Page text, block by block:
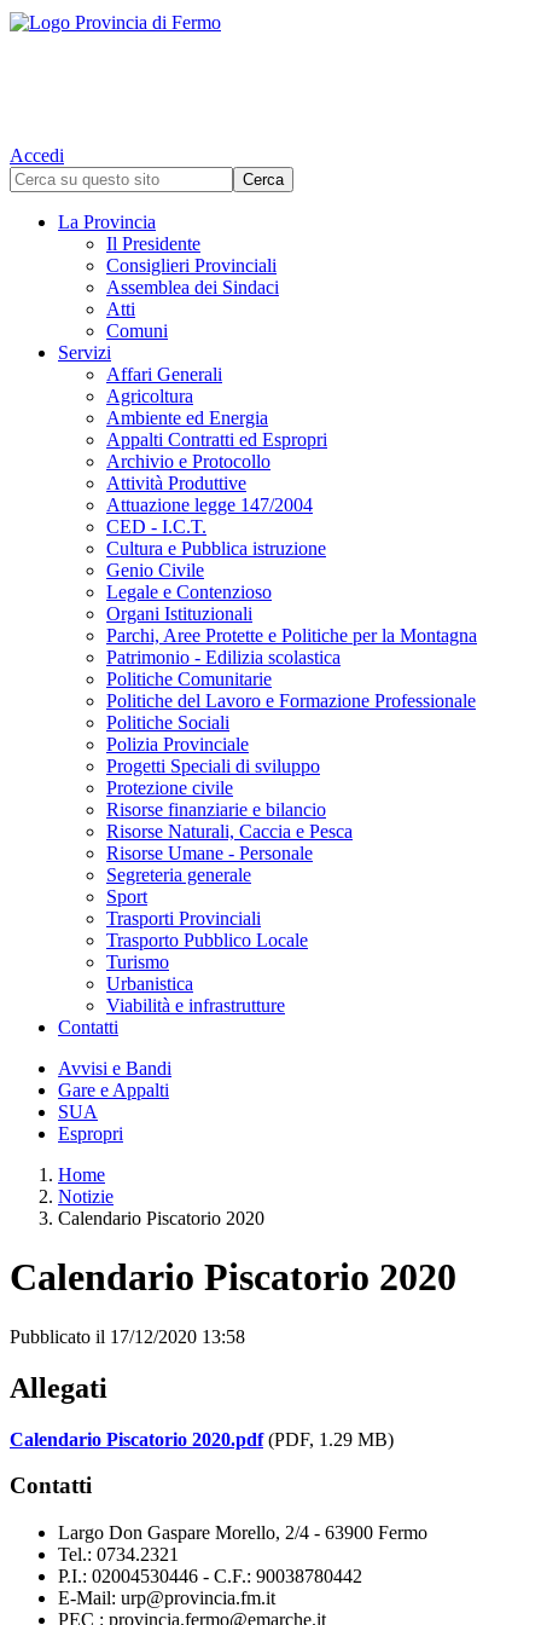
Accedi
La Provincia
Il Presidente
Consiglieri Provinciali
Assemblea dei Sindaci
Atti
Comuni
Servizi
Affari Generali
Agricoltura
Ambiente ed Energia
Appalti Contratti ed Espropri
Archivio e Protocollo
Attività Produttive
Attuazione legge 147/2004
CED - I.C.T.
Cultura e Pubblica istruzione
Genio Civile
Legale e Contenzioso
Organi Istituzionali
Parchi, Aree Protette e Politiche per la Montagna
Patrimonio - Edilizia scolastica
Politiche Comunitarie
Politiche del Lavoro e Formazione Professionale
Politiche Sociali
Polizia Provinciale
Progetti Speciali di sviluppo
Protezione civile
Risorse finanziarie e bilancio
Risorse Naturali, Caccia e Pesca
Risorse Umane - Personale
Segreteria generale
Sport
Trasporti Provinciali
Trasporto Pubblico Locale
Turismo
Urbanistica
Viabilità e infrastrutture
Contatti
Avvisi e Bandi
Gare e Appalti
SUA
Espropri
Home
Notizie
Calendario Piscatorio 2020
Calendario Piscatorio 2020
Pubblicato il 17/12/2020 13:58
Allegati
Calendario Piscatorio 2020.pdf(PDF, 1.29 MB)
Contatti
Largo Don Gaspare Morello, 2/4 - 63900 Fermo
Tel.: 0734.2321
P.I.: 02004530446 - C.F.: 90038780442
E-Mail: urp@provincia.fm.it
PEC : provincia.fermo@emarche.it